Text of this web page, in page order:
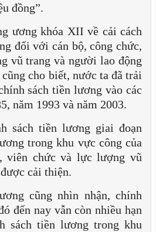
đồng”.
ương khóa XII về cải cách
đối với cán bộ, công chức,
vũ trang và người lao động
cho biết, nước ta đã trải
sách tiền lương vào các
năm 1993 và năm 2003.
sách tiền lương giai đoạn
trong khu vực công của
viên chức và lực lượng vũ
cải thiện.
cũng nhìn nhận, chính
đến nay vẫn còn nhiều hạn
sách tiền lương trong khu